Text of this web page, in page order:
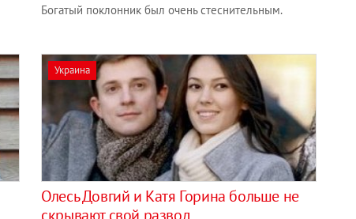
Богатый поклонник был очень стеснительным.
Украина
Олесь Довгий и Катя Горина больше не
скрывают свой развод